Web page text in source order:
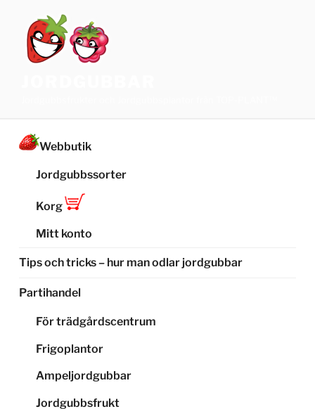
innehåll
Webbutik
Jordgubbssorter
Korg
Mitt konto
Tips och tricks – hur man odlar jordgubbar
Partihandel
För trädgårdscentrum
Frigoplantor
Ampeljordgubbar
Jordgubbsfrukt